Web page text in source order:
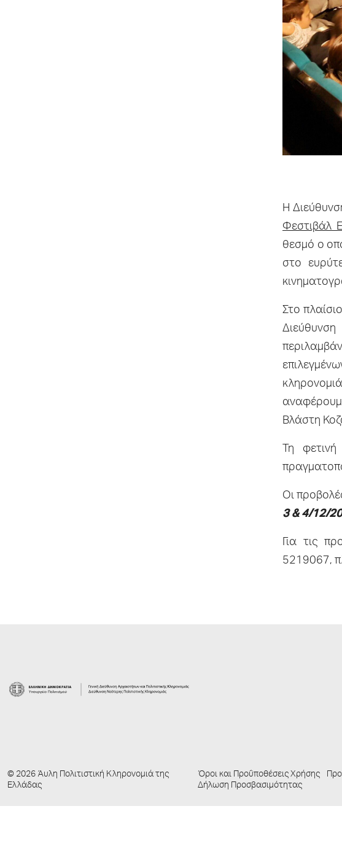
Η
Φεστιβάλ
θεσμό ο
στο
Στο
Βλάστη
Τη
Οι
3 & 4/12/
Για τις
5219067,
© 2026 Άυλη Πολιτιστική Κληρονομιά της
Ελλάδας
Όροι και Προΰποθέσεις Χρήσης
Δήλωση Προσβασιμότητας